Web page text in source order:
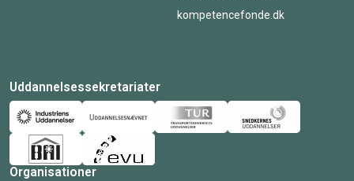
kompetencefonde.dk
Uddannelsessekretariater
Organisationer